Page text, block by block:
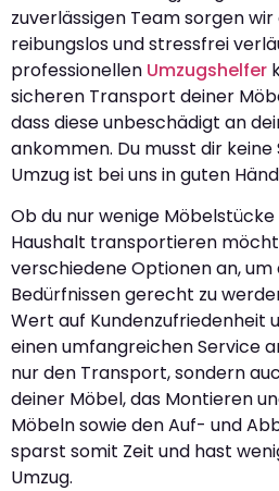
zuverlässigen Team sorgen
reibungslos und stressfrei
professionellen Umzugshelfer
sicheren Transport deiner
dass diese unbeschädigt an
ankommen. Du musst dir
Umzug ist bei uns in guten
Ob du nur wenige
Haushalt transportieren
verschiedene Optionen an, um
Bedürfnissen gerecht zu
Wert auf Kundenzufriedenheit
einen umfangreichen Service
nur den Transport, sondern
deiner Möbel, das Montieren
Möbeln sowie den Auf- und
sparst somit Zeit und hast
Umzug.